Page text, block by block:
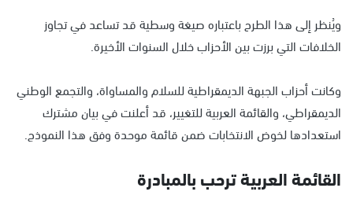
ويُنظر إلى هذا الطرح باعتباره صيغة وسطية قد تساعد في تجاوز
الخلافات التي برزت بين الأحزاب خلال السنوات الأخيرة.
وكانت أحزاب الجبهة الديمقراطية للسلام والمساواة، والتجمع الوطني
الديمقراطي، والقائمة العربية للتغيير، قد أعلنت في بيان مشترك
استعدادها لخوض الانتخابات ضمن قائمة موحدة وفق هذا النموذج.
القائمة العربية ترحب بالمبادرة